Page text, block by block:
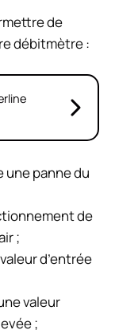
de
débitmètre :
une panne du
de
;
d’entrée
valeur
;